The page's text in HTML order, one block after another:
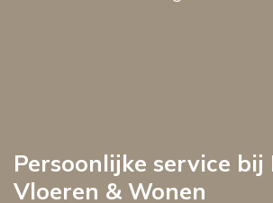
Persoonlijke service bij
Vloeren & Wonen